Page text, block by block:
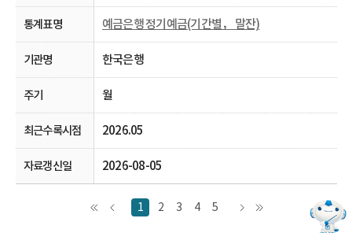
예금은행 정기예금(기간별， 말잔)
한국은행
월
2026.05
2026-08-05
1 2 3 4 5